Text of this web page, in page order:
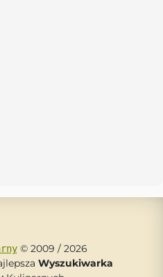
© 2009 / 2026
Wyszukiwarka